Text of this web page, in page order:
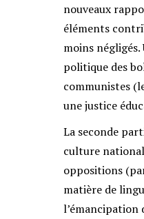
nouveaux
éléments
moins
politique des
communistes
une justice
La seconde
culture
oppositions
matière de
l’émancipation